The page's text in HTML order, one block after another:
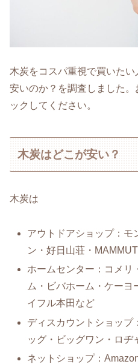
木炭をコスパ重視で買いた
安いのか？を調査しました
ックしてください。
木炭はどこが安い？
木炭は
アウトドアショップ：モ
ン・好日山荘・
ホームセンター：コメリ
ム・ビバホーム・ケーヨ
イフル本田など
ディスカウントショップ
ッグ・ビッグワン・ロヂ
ネットショップ：